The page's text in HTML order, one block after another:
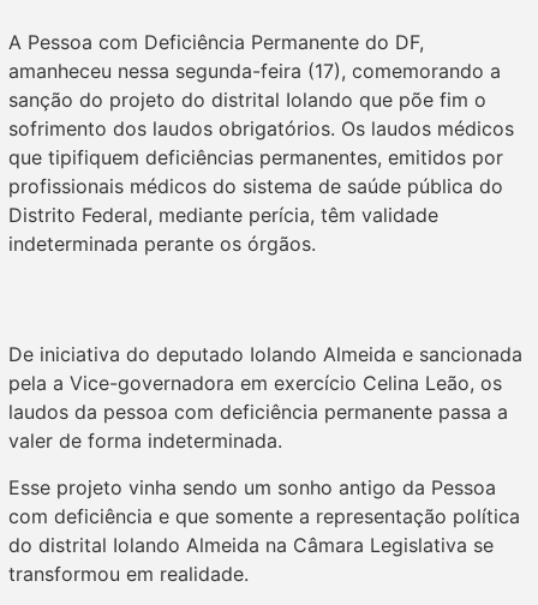
A Pessoa com Deficiência Permanente do DF,
amanheceu nessa segunda-feira (17), comemorando a
sanção do projeto do distrital Iolando que põe fim o
sofrimento dos laudos obrigatórios. Os laudos médicos
que tipifiquem deficiências permanentes, emitidos por
profissionais médicos do sistema de saúde pública do
Distrito Federal, mediante perícia, têm validade
indeterminada perante os órgãos.
De iniciativa do deputado Iolando Almeida e sancionada
pela a Vice-governadora em exercício Celina Leão, os
laudos da pessoa com deficiência permanente passa a
valer de forma indeterminada.
Esse projeto vinha sendo um sonho antigo da Pessoa
com deficiência e que somente a representação política
do distrital Iolando Almeida na Câmara Legislativa se
transformou em realidade.